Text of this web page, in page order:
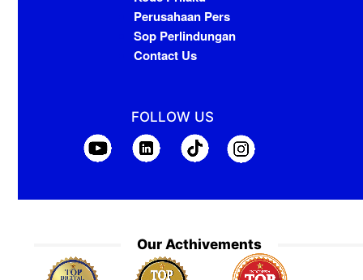
Perusahaan Pers
Sop Perlindungan
Contact Us
FOLLOW US
Our Acthivements